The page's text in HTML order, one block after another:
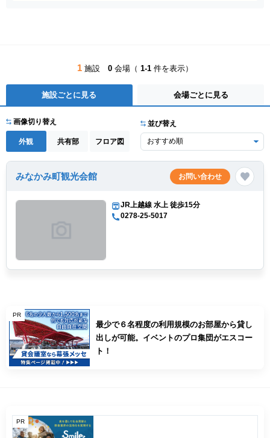
1 施設 0 会場（ 1-1 件を表示）
施設ごとに見る 会場ごとに見る
画像切り替え
外観 共有部 フロア図
並び替え
みなかみ町観光会館 お問い合わせ
JR上越線 水上 徒歩15分
0278-25-5017
PR
最少で６名程度の利用規模のお部屋から貸し
出しが可能。イベントのプロ集団がエスコー
ト！
PR